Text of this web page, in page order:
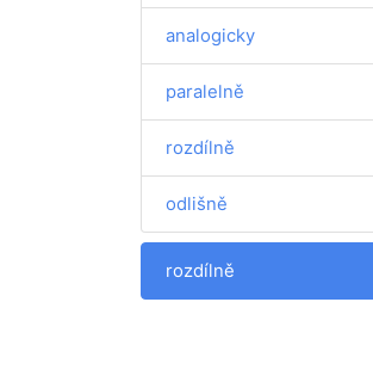
analogicky
paralelně
rozdílně
odlišně
rozdílně